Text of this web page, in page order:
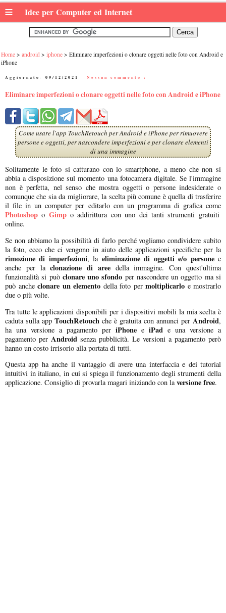
≡ Idee per Computer ed Internet
Home android iphone
Eliminare imperfezioni o clonare oggetti nelle foto con Android e
iPhone
Aggiornato: 09/12/2021 Nessun commento :
Eliminare imperfezioni o clonare oggetti nelle foto con Android e iPhone
Come usare l'app TouchRetouch per Android e iPhone per rimuovere
persone e oggetti, per nascondere imperfezioni e per clonare elementi
di una immagine
Solitamente le foto si catturano con lo smartphone, a meno che non si
abbia a disposizione sul momento una fotocamera digitale. Se l'immagine
non è perfetta, nel senso che mostra oggetti o persone indesiderate o
comunque che sia da migliorare, la scelta più comune è quella di trasferire
il file in un computer per editarlo con un programma di grafica come
Photoshop o Gimpo addirittura con uno dei tanti strumenti gratuiti
online.
Se non abbiamo la possibilità di farlo perché vogliamo condividere subito
la foto, ecco che ci vengono in aiuto delle applicazioni specifiche per la
rimozione di imperfezioni, la eliminazione di oggetti e/o personee
anche per laclonazione di areedella immagine. Con quest'ultima
funzionalità si può clonare uno sfondo per nascondere un oggetto ma si
può anche clonare un elemento della foto permoltiplicarlo e mostrarlo
due o più volte.
Tra tutte le applicazioni disponibili per i dispositivi mobili la mia scelta è
caduta sulla app TouchRetouch che è gratuita con annunci per Android,
ha una versione a pagamento per iPhone e iPad e una versione a
pagamento per Android senza pubblicità. Le versioni a pagamento però
hanno un costo irrisorio alla portata di tutti.
Questa app ha anche il vantaggio di avere una interfaccia e dei tutorial
intuitivi in italiano, in cui si spiega il funzionamento degli strumenti della
applicazione. Consiglio di provarla magari iniziando con laversione free.